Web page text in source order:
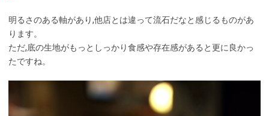
明るさのある軸があり,他店とは違って流石だなと感じるものがあ
ります。
ただ,底の生地がもっとしっかり食感や存在感があると更に良かっ
たですね。